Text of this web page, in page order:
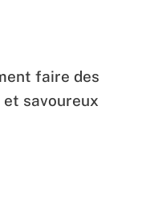
faire des
savoureux